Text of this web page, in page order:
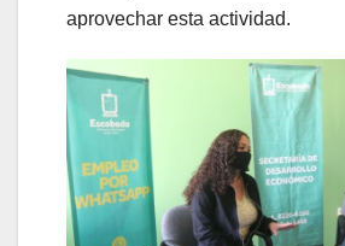
aprovechar esta actividad.